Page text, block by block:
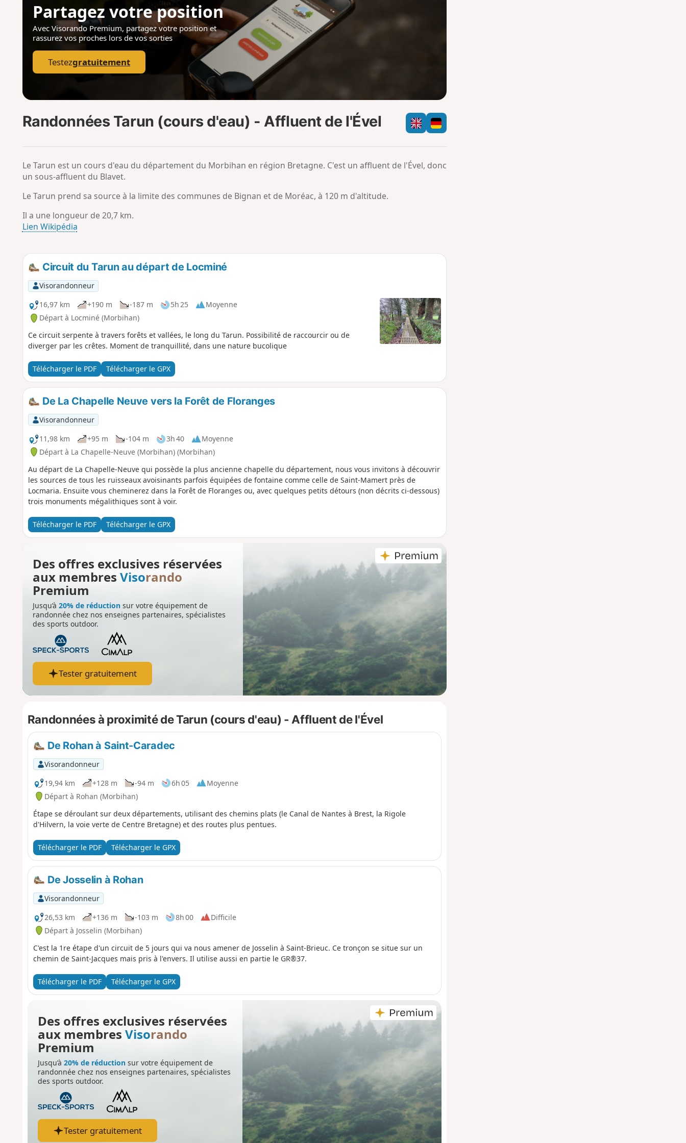
Partagez votre position
Avec Visorando Premium, partagez votre positionet
rassurez vos proches lors de vos sorties
Testezgratuitement
Randonnées Tarun (cours d'eau) - Affluent de l'Ével
Le Tarun est un cours d'eau du département du Morbihan en région Bretagne. C'est un affluent de l'Ével, donc
un sous-affluent du Blavet.
Le Tarun prend sa source à la limite des communes de Bignan et de Moréac, à 120 m d'altitude.
Il a une longueur de 20,7 km.
Lien Wikipédia
Circuit du Tarun au départ de Locminé
Visorandonneur
16,97 km
+190 m -187 m 5h 25
Moyenne
Départ à Locminé (Morbihan)
Ce circuit serpente à travers forêts et vallées, le long du Tarun. Possibilité de raccourcir ou de
diverger par les crêtes. Moment de tranquillité, dans une nature bucolique
Télécharger le PDF Télécharger le GPX
De La Chapelle Neuve vers la Forêt de Floranges
Visorandonneur
11,98 km
+95 m -104 m 3h 40
Moyenne
Départ à La Chapelle-Neuve (Morbihan) (Morbihan)
Au départ de La Chapelle-Neuve qui possède la plus ancienne chapelle du département, nous vous invitons à découvrir
les sources de tous les ruisseaux avoisinants parfois équipées de fontaine comme celle de Saint-Mamert près de
Locmaria. Ensuite vous cheminerez dans la Forêt de Floranges ou, avec quelques petits détours (non décrits ci-dessous)
trois monuments mégalithiques sont à voir.
Télécharger le PDF Télécharger le GPX
Des offres exclusives réservées
aux membres Visorando
Premium
Jusqu’à 20% de réductionsur votre équipement de
randonnée chez nos enseignes partenaires, spécialistes
des sports outdoor.
Tester gratuitement
Randonnées à proximité de Tarun (cours d'eau) - Affluent de l'Ével
De Rohan à Saint-Caradec
Visorandonneur
19,94 km
+128 m -94 m 6h 05
Moyenne
Départ à Rohan (Morbihan)
Étape se déroulant sur deux départements, utilisant des chemins plats (le Canal de Nantes à Brest, la Rigole
d'Hilvern, la voie verte de Centre Bretagne) et des routes plus pentues.
Télécharger le PDF Télécharger le GPX
De Josselin à Rohan
Visorandonneur
26,53 km
+136 m -103 m 8h 00
Difficile
Départ à Josselin (Morbihan)
C'est la 1re étape d'un circuit de 5 jours qui va nous amener de Josselin à Saint-Brieuc. Ce tronçon se situe sur un
chemin de Saint-Jacques mais pris à l'envers. Il utilise aussi en partie le GR®37.
Télécharger le PDF Télécharger le GPX
Des offres exclusives réservées
aux membres Visorando
Premium
Jusqu’à 20% de réductionsur votre équipement de
randonnée chez nos enseignes partenaires, spécialistes
des sports outdoor.
Tester gratuitement